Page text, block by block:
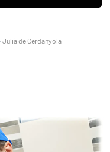
Julià de Cerdanyola